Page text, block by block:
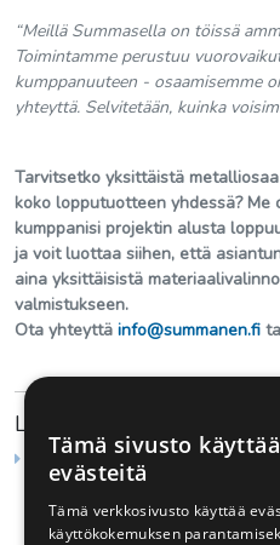
“Meillä Summasella on töissä
Toimintamme perustuu
kumppanuuteen - osaamisemme
yhteyttä. Selvitetään, kuinka
Tarvitsetko yksittäistä
koko lopputuotteen yhdessä? Me
kumppanisi projektin alusta
ja voit luottaa siihen, että
aina yksittäisistä
valmistukseen.
Ota yhteyttä info@summanen.fi
Lisätietoa
Yritys
Tämä sivusto käyttää
evästeitä
Tämä verkkosivusto käyttää
käyttökokemuksen